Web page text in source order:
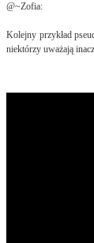
@~Zofia:
Kolejny przykład
niektórzy uważają